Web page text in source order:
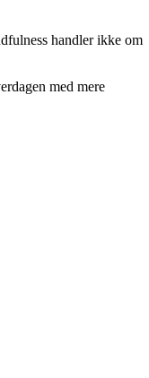
handler ikke om
med mere